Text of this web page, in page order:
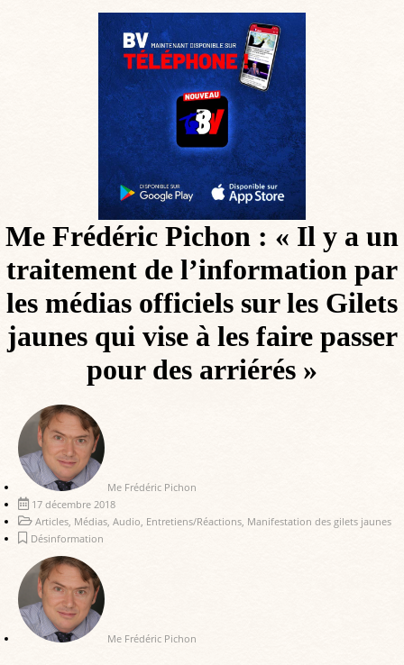
Me Frédéric Pichon : « Il y a un
traitement de l’information par
les médias officiels sur les Gilets
jaunes qui vise à les faire passer
pour des arriérés »
Me Frédéric Pichon
17 décembre 2018
Articles Médias Audio Entretiens/Réactions Manifestation des gilets jaunes
Désinformation
Me Frédéric Pichon